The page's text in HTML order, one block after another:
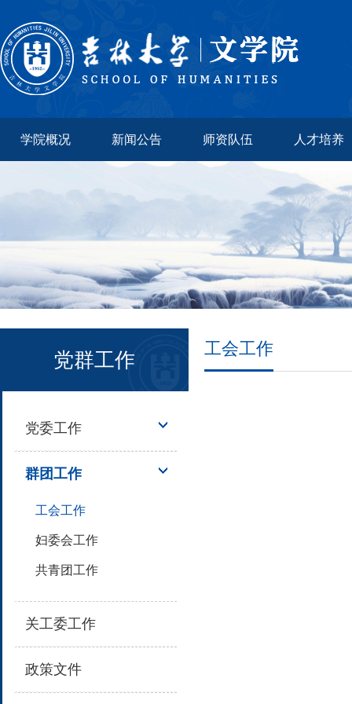
学院概况 新闻公告 师资队伍 人才培养
党群工作
党委工作
群团工作
工会工作
妇委会工作
共青团工作
关工委工作
政策文件
工会工作